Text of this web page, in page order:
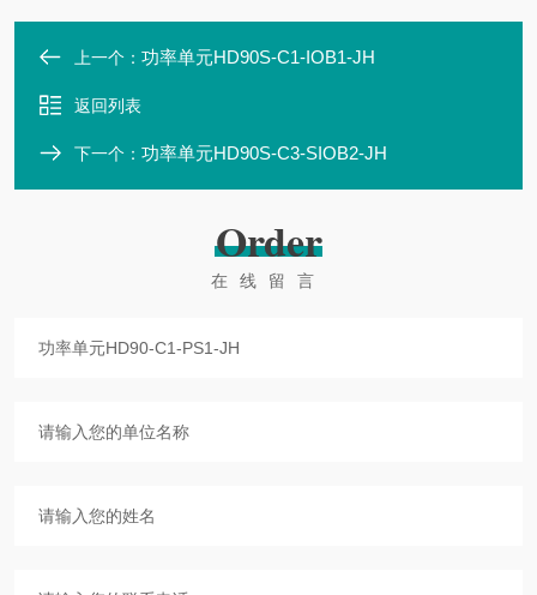
上一个： 功率单元HD90S-C1-IOB1-JH
返回列表
下一个： 功率单元HD90S-C3-SIOB2-JH
Order
在线留言